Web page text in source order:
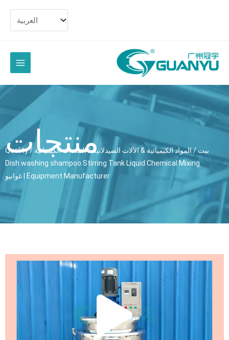
القائمة
الرئيسية
منتجات /المواد الكيميائية & الآلات الصيدلانية/المعدات الكيميائية/
Quality
Dish washing shampoo Stirring Tank Liquid Chemical Mixing
Equipment Manufacturer| غوانيو